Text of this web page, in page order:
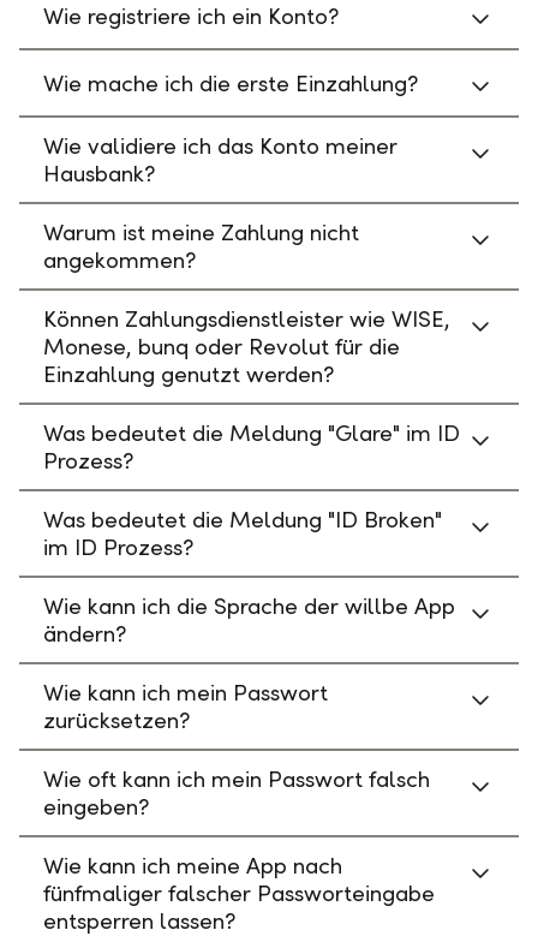
Wie registriere ich ein Konto?
Wie mache ich die erste Einzahlung?
Wie validiere ich das Konto meiner
Hausbank?
Warum ist meine Zahlung nicht
angekommen?
Können Zahlungsdienstleister wie WISE,
Monese, bunq oder Revolut für die
Einzahlung genutzt werden?
Was bedeutet die Meldung "Glare" im ID
Prozess?
Was bedeutet die Meldung "ID Broken"
im ID Prozess?
Wie kann ich die Sprache der willbe App
ändern?
Wie kann ich mein Passwort
zurücksetzen?
Wie oft kann ich mein Passwort falsch
eingeben?
Wie kann ich meine App nach
fünfmaliger falscher Passworteingabe
entsperren lassen?